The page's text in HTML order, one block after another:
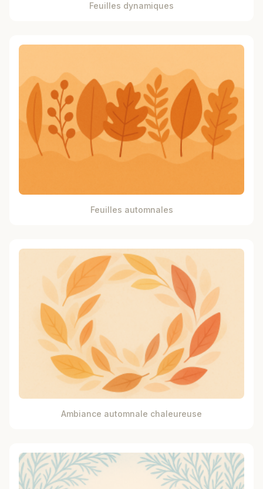
Feuilles dynamiques
Feuilles automnales
Ambiance automnale chaleureuse